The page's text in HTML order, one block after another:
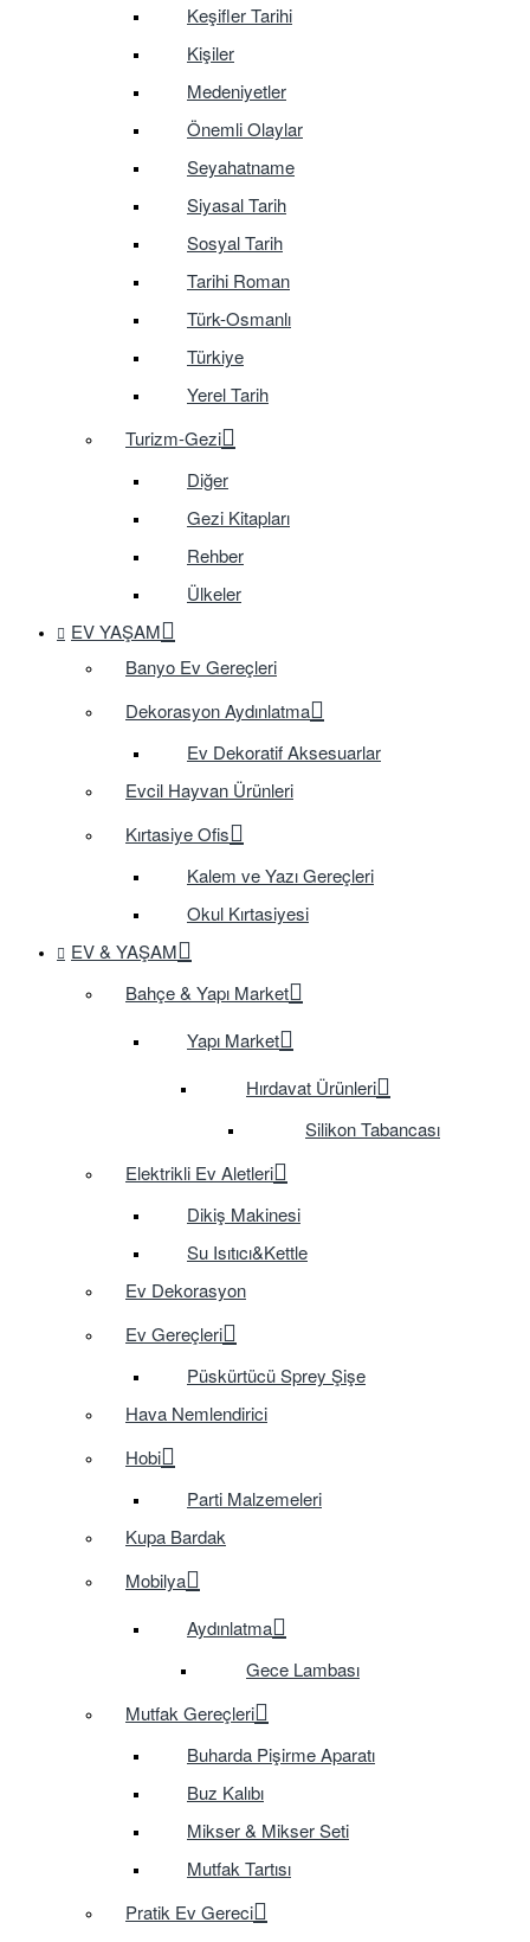
Keşifler Tarihi
Kişiler
Medeniyetler
Önemli Olaylar
Seyahatname
Siyasal Tarih
Sosyal Tarih
Tarihi Roman
Türk-Osmanlı
Türkiye
Yerel Tarih
Turizm-Gezi
Diğer
Gezi Kitapları
Rehber
Ülkeler
EV YAŞAM
Banyo Ev Gereçleri
Dekorasyon Aydınlatma
Ev Dekoratif Aksesuarlar
Evcil Hayvan Ürünleri
Kırtasiye Ofis
Kalem ve Yazı Gereçleri
Okul Kırtasiyesi
EV & YAŞAM
Bahçe & Yapı Market
Yapı Market
Hırdavat Ürünleri
Silikon Tabancası
Elektrikli Ev Aletleri
Dikiş Makinesi
Su Isıtıcı&Kettle
Ev Dekorasyon
Ev Gereçleri
Püskürtücü Sprey Şişe
Hava Nemlendirici
Hobi
Parti Malzemeleri
Kupa Bardak
Mobilya
Aydınlatma
Gece Lambası
Mutfak Gereçleri
Buharda Pişirme Aparatı
Buz Kalıbı
Mikser & Mikser Seti
Mutfak Tartısı
Pratik Ev Gereci